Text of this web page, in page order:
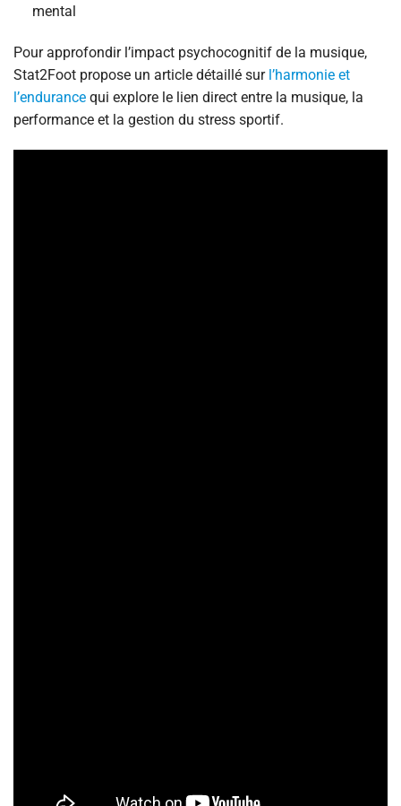
mental
Pour approfondir l’impact psychocognitif de la musique,
Stat2Foot propose un article détaillé sur l’harmonie et
l’endurance qui explore le lien direct entre la musique, la
performance et la gestion du stress sportif.